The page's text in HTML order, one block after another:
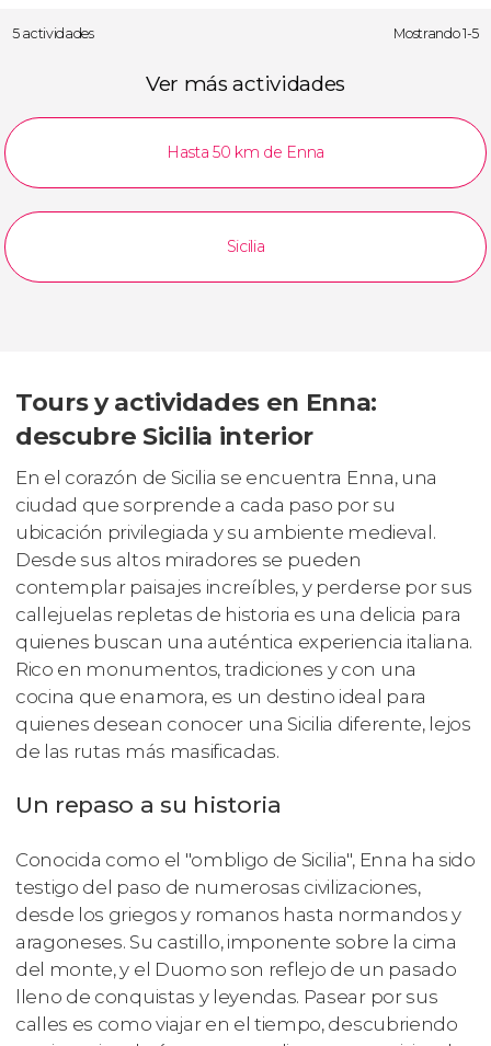
5 actividades Mostrando 1-5
Ver más actividades
Hasta 50 km de Enna
Sicilia
Tours y actividades en Enna:
descubre Sicilia interior
En el corazón de Sicilia se encuentra Enna, una
ciudad que sorprende a cada paso por su
ubicación privilegiada y su ambiente medieval.
Desde sus altos miradores se pueden
contemplar paisajes increíbles, y perderse por sus
callejuelas repletas de historia es una delicia para
quienes buscan una auténtica experiencia italiana.
Rico en monumentos, tradiciones y con una
cocina que enamora, es un destino ideal para
quienes desean conocer una Sicilia diferente, lejos
de las rutas más masificadas.
Un repaso a su historia
Conocida como el "ombligo de Sicilia", Enna ha sido
testigo del paso de numerosas civilizaciones,
desde los griegos y romanos hasta normandos y
aragoneses. Su castillo, imponente sobre la cima
del monte, y el Duomo son reflejo de un pasado
lleno de conquistas y leyendas. Pasear por sus
calles es como viajar en el tiempo, descubriendo